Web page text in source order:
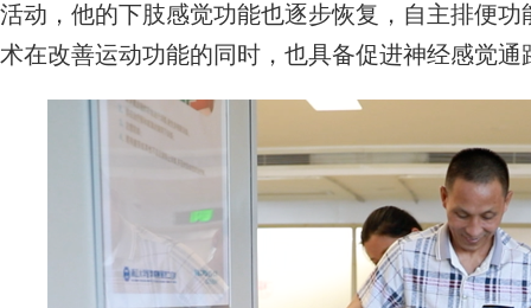
活动，他的下肢感觉功能也逐步恢复，自主排便
术在改善运动功能的同时，也具备促进神经感觉通